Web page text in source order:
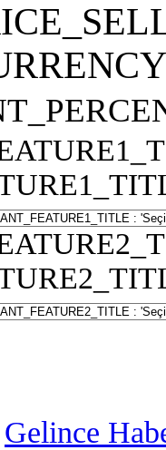
Gelince